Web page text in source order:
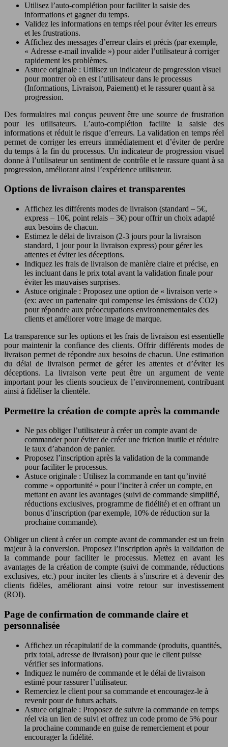
Utilisez l’auto-complétion pour faciliter la saisie des
informations et gagner du temps.
Validez les informations en temps réel pour éviter les erreurs
et les frustrations.
Affichez des messages d’erreur clairs et précis (par exemple,
« Adresse e-mail invalide ») pour aider l’utilisateur à corriger
rapidement les problèmes.
Astuce originale : Utilisez un indicateur de progression visuel
pour montrer où en est l’utilisateur dans le processus
(Informations, Livraison, Paiement) et le rassurer quant à sa
progression.
Des formulaires mal conçus peuvent être une source de frustration
pour les utilisateurs. L’auto-complétion facilite la saisie des
informations et réduit le risque d’erreurs. La validation en temps réel
permet de corriger les erreurs immédiatement et d’éviter de perdre
du temps à la fin du processus. Un indicateur de progression visuel
donne à l’utilisateur un sentiment de contrôle et le rassure quant à sa
progression, améliorant ainsi l’expérience utilisateur.
Options de livraison claires et transparentes
Affichez les différents modes de livraison (standard – 5€,
express – 10€, point relais – 3€) pour offrir un choix adapté
aux besoins de chacun.
Estimez le délai de livraison (2-3 jours pour la livraison
standard, 1 jour pour la livraison express) pour gérer les
attentes et éviter les déceptions.
Indiquez les frais de livraison de manière claire et précise, en
les incluant dans le prix total avant la validation finale pour
éviter les mauvaises surprises.
Astuce originale : Proposez une option de « livraison verte »
(ex: avec un partenaire qui compense les émissions de CO2)
pour répondre aux préoccupations environnementales des
clients et améliorer votre image de marque.
La transparence sur les options et les frais de livraison est essentielle
pour maintenir la confiance des clients. Offrir différents modes de
livraison permet de répondre aux besoins de chacun. Une estimation
du délai de livraison permet de gérer les attentes et d’éviter les
déceptions. La livraison verte peut être un argument de vente
important pour les clients soucieux de l’environnement, contribuant
ainsi à fidéliser la clientèle.
Permettre la création de compte après la commande
Ne pas obliger l’utilisateur à créer un compte avant de
commander pour éviter de créer une friction inutile et réduire
le taux d’abandon de panier.
Proposez l’inscription après la validation de la commande
pour faciliter le processus.
Astuce originale : Utilisez la commande en tant qu’invité
comme « opportunité » pour l’inciter à créer un compte, en
mettant en avant les avantages (suivi de commande simplifié,
réductions exclusives, programme de fidélité) et en offrant un
bonus d’inscription (par exemple, 10% de réduction sur la
prochaine commande).
Obliger un client à créer un compte avant de commander est un frein
majeur à la conversion. Proposez l’inscription après la validation de
la commande pour faciliter le processus. Mettez en avant les
avantages de la création de compte (suivi de commande, réductions
exclusives, etc.) pour inciter les clients à s’inscrire et à devenir des
clients fidèles, améliorant ainsi votre retour sur investissement
(ROI).
Page de confirmation de commande claire et
personnalisée
Affichez un récapitulatif de la commande (produits, quantités,
prix total, adresse de livraison) pour que le client puisse
vérifier ses informations.
Indiquez le numéro de commande et le délai de livraison
estimé pour rassurer l’utilisateur.
Remerciez le client pour sa commande et encouragez-le à
revenir pour de futurs achats.
Astuce originale : Proposez de suivre la commande en temps
réel via un lien de suivi et offrez un code promo de 5% pour
la prochaine commande en guise de remerciement et pour
encourager la fidélité.